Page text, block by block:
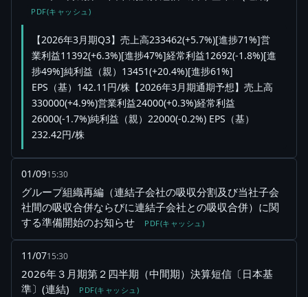
PDF(キャッシュ)
【2026年3月期Q3】売上高233462(+5.7%)[進捗71%]営
業利益11392(+6.3%)[進捗47%]経常利益12692(-1.8%)[進
捗49%]純利益（親）13451(+20.4%)[進捗61%]
EPS（基）142.11円/株【2026年3月期通期予想】売上高
330000(+4.9%)営業利益24000(+0.3%)経常利益
26000(-1.7%)純利益（親）22000(-0.2%) EPS（基）
232.42円/株
01/0915:30
グループ組織再編（連結子会社の吸収分割及び当社子会
社間の吸収合併ならびに連結子会社との吸収合併）に関
する準備開始のお知らせ
PDF(キャッシュ)
11/0715:30
2026年３月期第２四半期（中間期）決算短信〔日本基
準〕(連結)
PDF(キャッシュ)